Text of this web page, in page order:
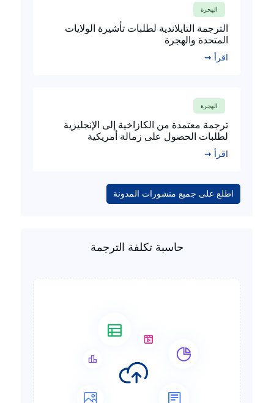
الهجرة
الترجمة التايلاندية لطلبات تأشيرة الولايات
المتحدة والهجرة
اقرأ ➞
الهجرة
ترجمة معتمدة من الكازاخية إلى الإنجليزية
لطلبات الحصول على زمالة أمريكية
اقرأ ➞
اطلع على جميع منشورات المدونة
حاسبة تكلفة الترجمة